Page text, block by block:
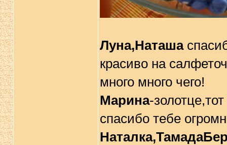
Луна,Наташа
красиво на
много много чего!
Марина-
спасибо тебе